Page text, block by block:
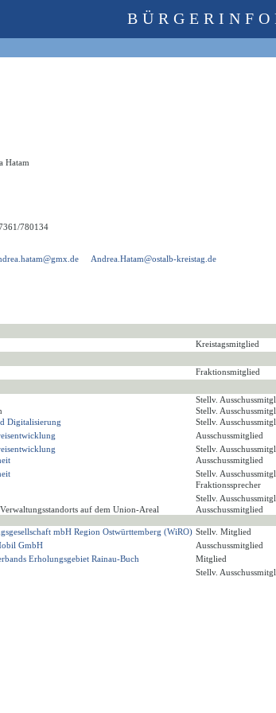
Hatam
780134
Andrea.Hatam@ostalb-kreistag.de
Kreistagsmitglied
Fraktionsmitglied
Stellv.
Stellv.
Digitalisierung
Stellv.
Ausschussmitglied
Stellv.
Ausschussmitglied
Stellv.
Fraktionssprecher
Stellv.
auf dem Union-Areal
Ausschussmitglied
mbH Region Ostwürttemberg (WiRO) Stellv. Mitglied
GmbH
Ausschussmitglied
Erholungsgebiet Rainau-Buch
Mitglied
Stellv.